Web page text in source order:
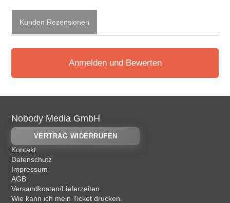
Kunden Rezensionen
Anmelden und Bewerten
Nobody Media GmbH
VERTRAG WIDERRUFEN
Kontakt
Datenschutz
Impressum
AGB
Versandkosten/Lieferzeiten
Wie kann ich mein Ticket drucken.